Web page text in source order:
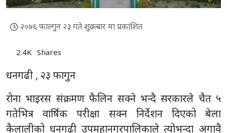
२०७६ फाल्गुन २३ गते शुक्रबार मा प्रकाशित
2.4K Shares
धनगढी , २३ फागुन
रोना भाइरस संक्रमण फैलिन सक्ने भन्दै सरकारले चैत ५
गतेभित्र वार्षिक परीक्षा सक्न निर्देशन दिएको बेला
कैलालीको धनगढी उपमहानगरपालिकाले त्योभन्दा अगावै